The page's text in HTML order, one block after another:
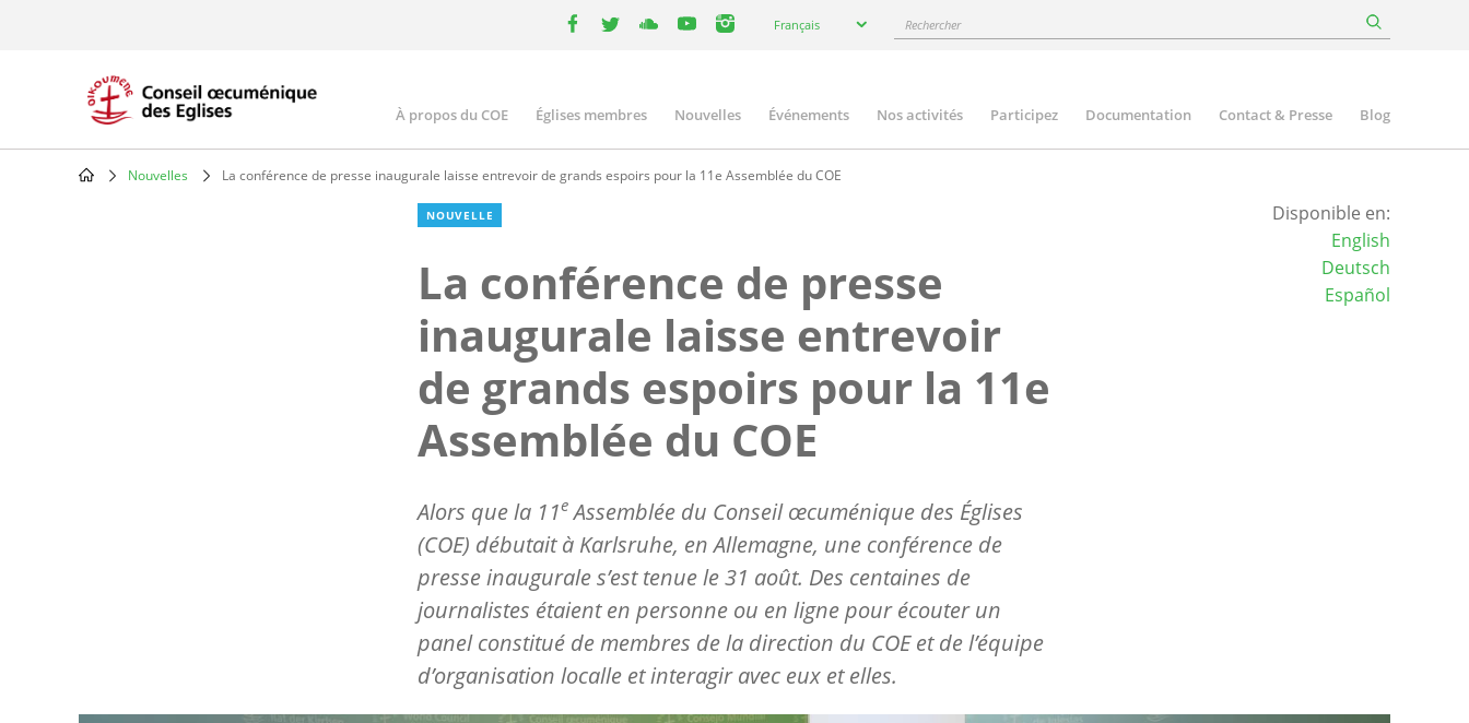
your
Français Rechercher
Main
navigation
À propos du COE Églises membres Nouvelles Événements Nos activités Participez Documentation Contact & Presse Blog
Nouvelles La conférence de presse inaugurale laisse entrevoir de grands espoirs pour la 11e Assemblée du COE
NOUVELLE
La conférence de presse
inaugurale laisse entrevoir
de grands espoirs pour la 11e
Assemblée du COE
Alors que la 11e Assemblée du Conseil œcuménique des Églises
(COE) débutait à Karlsruhe, en Allemagne, une conférence de
presse inaugurale s’est tenue le 31 août. Des centaines de
journalistes étaient en personne ou en ligne pour écouter un
panel constitué de membres de la direction du COE et de l’équipe
d’organisation localle et interagir avec eux et elles.
Disponible en:
English
Deutsch
Español